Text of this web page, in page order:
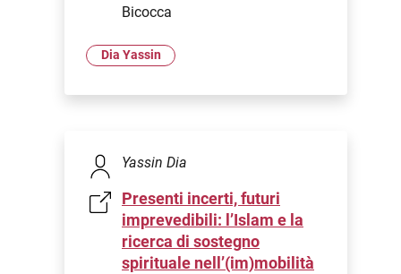
Bicocca
Dia Yassin
Yassin Dia
Presenti incerti, futuri
imprevedibili: l’Islam e la
ricerca di sostegno
spirituale nell’(im)mobilità